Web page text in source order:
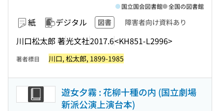
紙 デジタル 図書 障害者向け資料あり
川口松太郎 著光文社2017.6<KH851-L2996>
国立国会図書館 全国の図書館
著者標目 川口, 松太郎, 1899-1985
遊女夕霧 : 花柳十種の内 (国立劇場
新派公演上演台本)